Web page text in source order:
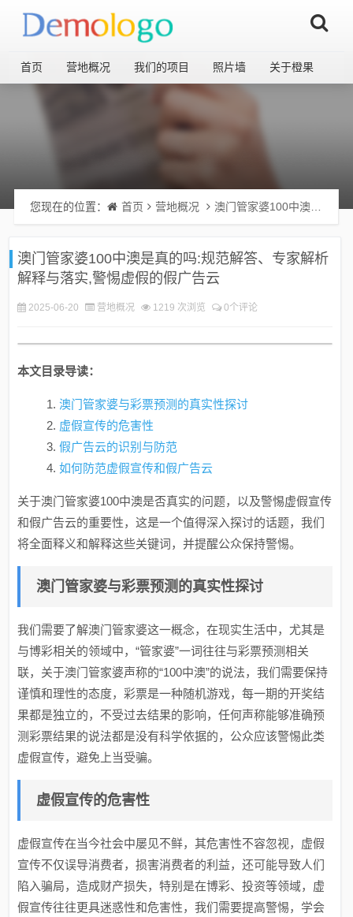
首页 营地概况 我们的项目 照片墙 关于橙果
您现在的位置： 首页 营地概况 澳门管家婆100中澳是真的吗:规范解答、专家解析解释与落实,警惕虚假的假广告云
澳门管家婆100中澳是真的吗:规范解答、专家解析
解释与落实,警惕虚假的假广告云
2025-06-20 营地概况 1219 次浏览 0个评论
本文目录导读：
澳门管家婆与彩票预测的真实性探讨
虚假宣传的危害性
假广告云的识别与防范
如何防范虚假宣传和假广告云
关于澳门管家婆100中澳是否真实的问题，以及警惕虚假宣传
和假广告云的重要性，这是一个值得深入探讨的话题，我们
将全面释义和解释这些关键词，并提醒公众保持警惕。
澳门管家婆与彩票预测的真实性探讨
我们需要了解澳门管家婆这一概念，在现实生活中，尤其是
与博彩相关的领域中，“管家婆”一词往往与彩票预测相关
联，关于澳门管家婆声称的“100中澳”的说法，我们需要保持
谨慎和理性的态度，彩票是一种随机游戏，每一期的开奖结
果都是独立的，不受过去结果的影响，任何声称能够准确预
测彩票结果的说法都是没有科学依据的，公众应该警惕此类
虚假宣传，避免上当受骗。
虚假宣传的危害性
虚假宣传在当今社会中屡见不鲜，其危害性不容忽视，虚假
宣传不仅误导消费者，损害消费者的利益，还可能导致人们
陷入骗局，造成财产损失，特别是在博彩、投资等领域，虚
假宣传往往更具迷惑性和危害性，我们需要提高警惕，学会